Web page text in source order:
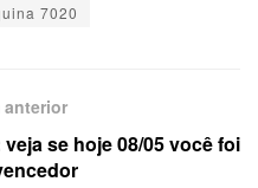
7020
anterior
se hoje 08/05 você foi